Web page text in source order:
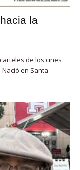
la
de los cines
en Santa